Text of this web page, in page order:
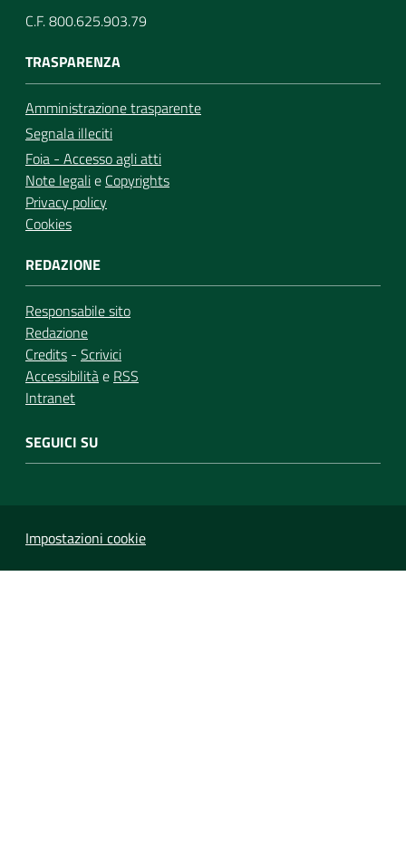
C.F. 800.625.903.79
TRASPARENZA
Amministrazione trasparente
Segnala illeciti
Foia - Accesso agli atti
Note legalie Copyrights
Privacy policy
Cookies
REDAZIONE
Responsabile sito
Redazione
Credits - Scrivici
Accessibilitàe RSS
Intranet
SEGUICI SU
Impostazioni cookie